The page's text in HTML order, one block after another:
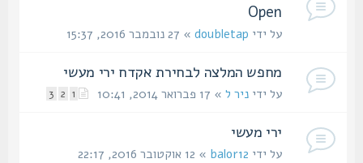
Open
על ידיdoubletap» 27 נובמבר 2016, 15:37
מחפש המלצה לבחירת אקדח ירי מעשי
1
2
3 על ידיניר ל » 17 פברואר 2014, 10:41
ירי מעשי
על ידיbalor12» 12 אוקטובר 2016, 22:17